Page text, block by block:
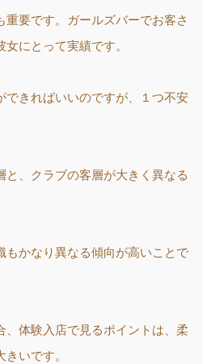
要です。ガールズバーでお客さ
にとって実績です。
できればいいのですが、１つ不安
と、クラブの客層が大きく異なる
もかなり異なる傾向が高いことで
、体験入店で見るポイントは、柔
いです。